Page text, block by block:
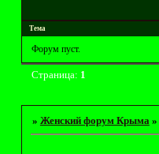
Тема
Форум пуст.
Страница: 1
» Женский форум Крыма »